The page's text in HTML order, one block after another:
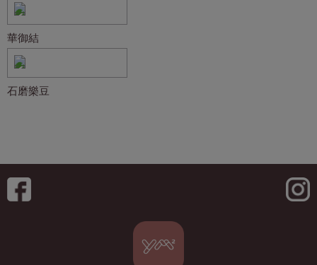
華御結
石磨樂豆